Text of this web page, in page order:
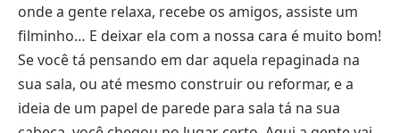
onde a gente relaxa, recebe os amigos, assiste um
filminho… E deixar ela com a nossa cara é muito bom!
Se você tá pensando em dar aquela repaginada na
sua sala, ou até mesmo construir ou reformar, e a
ideia de um papel de parede para sala tá na sua